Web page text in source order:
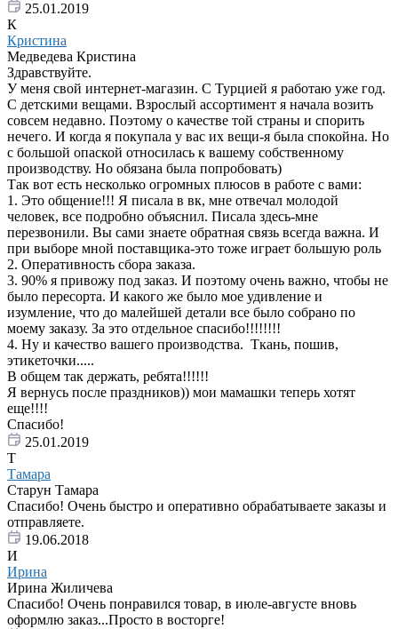
25.01.2019
К
Кристина
Медведева Кристина
Здравствуйте.
У меня свой интернет-магазин. С Турцией я работаю уже год.
С детскими вещами. Взрослый ассортимент я начала возить
совсем недавно. Поэтому о качестве той страны и спорить
нечего. И когда я покупала у вас их вещи-я была спокойна. Но
с большой опаской относилась к вашему собственному
производству. Но обязана была попробовать)
Так вот есть несколько огромных плюсов в работе с вами:
1. Это общение!!! Я писала в вк, мне отвечал молодой
человек, все подробно объяснил. Писала здесь-мне
перезвонили. Вы сами знаете обратная связь всегда важна. И
при выборе мной поставщика-это тоже играет большую роль
2. Оперативность сбора заказа.
3. 90% я привожу под заказ. И поэтому очень важно, чтобы не
было пересорта. И какого же было мое удивление и
изумление, что до малейшей детали все было собрано по
моему заказу. За это отдельное спасибо!!!!!!!!
4. Ну и качество вашего производства. Ткань, пошив,
этикеточки.....
В общем так держать, ребята!!!!!!
Я вернусь после праздников)) мои мамашки теперь хотят
еще!!!!
Спасибо!
25.01.2019
Т
Тамара
Старун Тамара
Спасибо! Очень быстро и оперативно обрабатываете заказы и
отправляете.
19.06.2018
И
Ирина
Ирина Жиличева
Спасибо! Очень понравился товар, в июле-августе вновь
оформлю заказ...Просто в восторге!